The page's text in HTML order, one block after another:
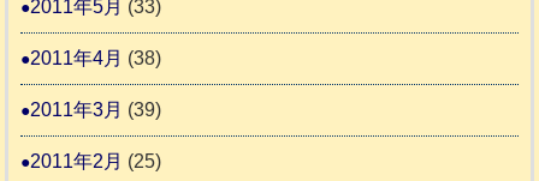
2011年5月 (33)
2011年4月 (38)
2011年3月 (39)
2011年2月 (25)